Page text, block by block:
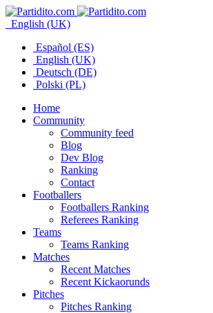
English (UK)
Español (ES)
English (UK)
Deutsch (DE)
Polski (PL)
Home
Community
Community feed
Blog
Dev Blog
Ranking
Contact
Footballers
Footballers Ranking
Referees Ranking
Teams
Teams Ranking
Matches
Recent Matches
Recent Kickaorunds
Pitches
Pitches Ranking